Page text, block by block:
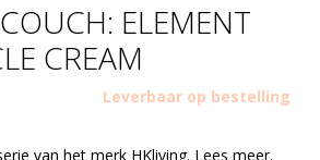
ELEMENT
CREAM
Leverbaar op bestelling
van het merk HKliving. Lees meer.